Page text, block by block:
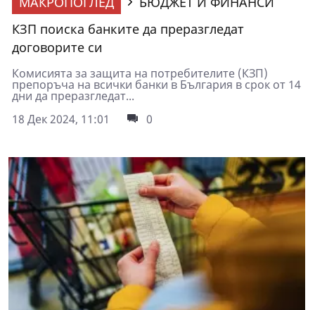
КЗП поиска банките да преразгледат
договорите си
Комисията за защита на потребителите (КЗП)
препоръча на всички банки в България в срок от 14
дни да преразгледат...
18 Дек 2024, 11:01
0